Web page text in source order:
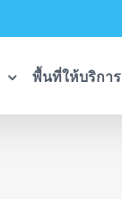
พื้นที่ให้บริการ